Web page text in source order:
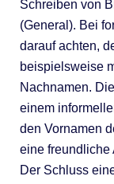
Schreiben von
(General). Bei
darauf achten,
beispielsweise
Nachnamen.
einem
den Vornamen
eine freundliche
Der Schluss